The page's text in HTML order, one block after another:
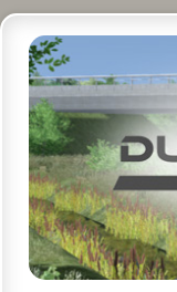
DutchSims